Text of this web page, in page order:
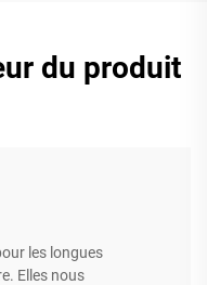
du produit
les longues
Elles nous